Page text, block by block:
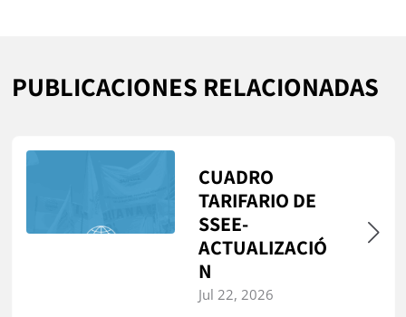
PUBLICACIONES RELACIONADAS
CUADRO
TARIFARIO DE
SSEE-
ACTUALIZACIÓ
N
Jul 22, 2026